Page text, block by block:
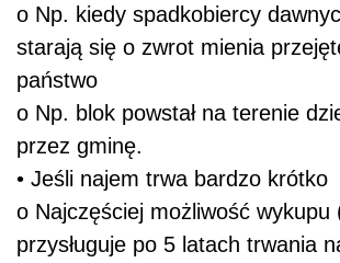
o Np. kiedy spadkobiercy
starają się o zwrot mienia
państwo
o Np. blok powstał na terenie
przez gminę.
• Jeśli najem trwa bardzo krótko
o Najczęściej możliwość wykupu
przysługuje po 5 latach trwania